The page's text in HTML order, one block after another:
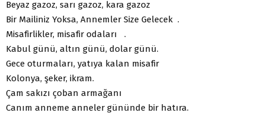
Beyaz gazoz, sarı gazoz, kara gazoz
Bir Mailiniz Yoksa, Annemler Size Gelecek .
Misafirlikler, misafir odaları .
Kabul günü, altın günü, dolar günü.
Gece oturmaları, yatıya kalan misafir
Kolonya, şeker, ikram.
Çam sakızı çoban armağanı
Canım anneme anneler gününde bir hatıra.